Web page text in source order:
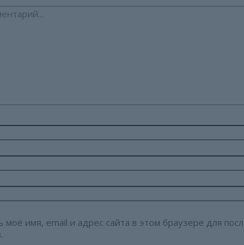
моё имя, email и адрес сайта в этом браузере для